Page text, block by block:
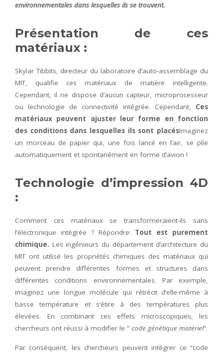
environnementales dans lesquelles ils se trouvent.
Présentation de ces
matériaux :
Skylar Tibbits, directeur du laboratoire d’auto-assemblage du
MIT, qualifie ces matériaux de matière intelligente.
Cependant, il ne dispose d’aucun capteur, microprocesseur
ou technologie de connectivité intégrée. Cependant, Ces
matériaux peuvent ajuster leur forme en fonction
des conditions dans lesquelles ils sont placésImaginez
un morceau de papier qui, une fois lancé en l’air, se plie
automatiquement et spontanément en forme d’avion !
Technologie d’impression 4D
:
Comment ces matériaux se transformeraient-ils sans
l’électronique intégrée ? Répondre: Tout est purement
chimique. Les ingénieurs du département d’architecture du
MIT ont utilisé les propriétés chimiques des matériaux qui
peuvent prendre différentes formes et structures dans
différentes conditions environnementales. Par exemple,
imaginez une longue molécule qui rétrécit d’elle-même à
basse température et s’étire à des températures plus
élevées. En combinant ces effets microscopiques, les
chercheurs ont réussi à modifier le ” code génétique matériel“.
Par conséquent, les chercheurs peuvent intégrer ce “code